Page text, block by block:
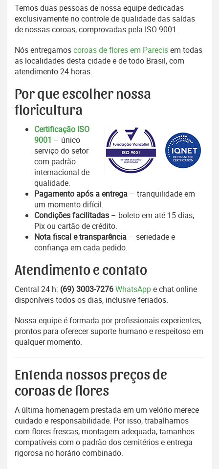
Temos duas pessoas de nossa equipe dedicadas
exclusivamente no controle de qualidade das saídas
de nossas coroas, comprovadas pela ISO 9001.
Nós entregamoscoroas de flores em Parecisem todas
as localidades desta cidade e de todo Brasil, com
atendimento 24 horas.
Por que escolher nossa
floricultura
Certificação ISO
9001 – único
serviço do setor
com padrão
internacional de
qualidade.
Pagamento após a entrega – tranquilidade em
um momento difícil.
Condições facilitadas – boleto em até 15 dias,
Pix ou cartão de crédito.
Nota fiscal e transparência – seriedade e
confiança em cada pedido.
Atendimento e contato
Central 24 h: (69) 3003-7276WhatsAppe chat online
disponíveis todos os dias, inclusive feriados.
Nossa equipe é formada por profissionais experientes,
prontos para oferecer suporte humano e respeitoso em
qualquer momento.
Entenda nossos preços de
coroas de flores
A última homenagem prestada em um velório merece
cuidado e responsabilidade. Por isso, trabalhamos
com flores frescas, montagem adequada, tamanhos
compatíveis com o padrão dos cemitérios e entrega
rigorosa no horário combinado.